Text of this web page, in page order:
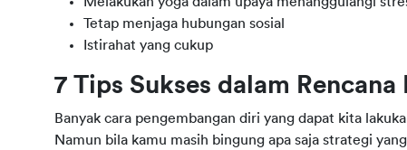
Tetap menjaga hubungan sosial
Istirahat yang cukup
7 Tips Sukses dalam
Banyak cara pengembangan diri yang dapat kita
Namun bila kamu masih bingung apa saja strategi